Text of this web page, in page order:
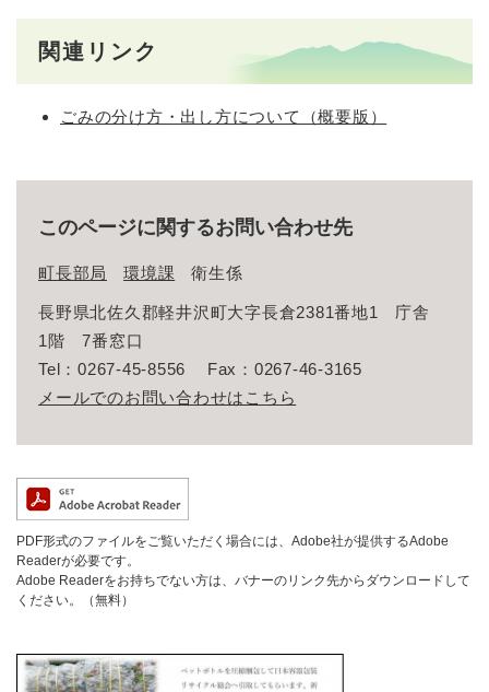
​関連リンク
ごみの分け方・出し方について（概要版）
このページに関するお問い合わせ先
町長部局 環境課 衛生係
長野県北佐久郡軽井沢町大字長倉2381番地1 庁舎
1階 7番窓口
Tel：0267-45-8556
Fax：0267-46-3165
メールでのお問い合わせはこちら
PDF形式のファイルをご覧いただく場合には、Adobe社が提供するAdobe
Readerが必要です。
Adobe Readerをお持ちでない方は、バナーのリンク先からダウンロードして
ください。（無料）